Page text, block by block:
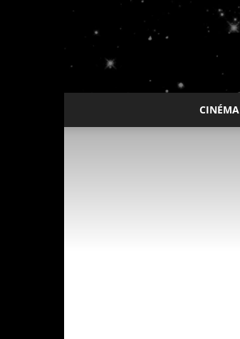
CINÉMA